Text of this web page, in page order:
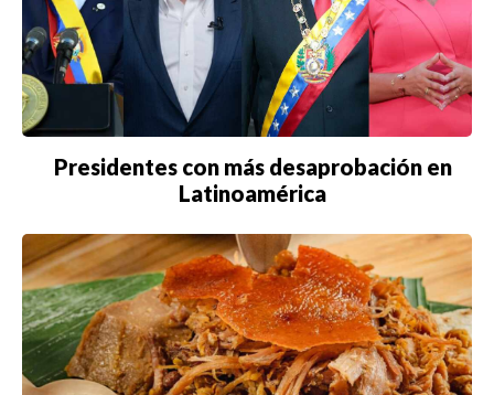
Presidentes con más desaprobación en
Latinoamérica